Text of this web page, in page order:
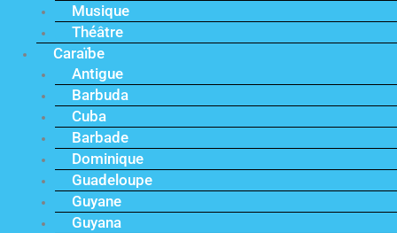
Musique
Théâtre
Caraïbe
Antigue
Barbuda
Cuba
Barbade
Dominique
Guadeloupe
Guyane
Guyana